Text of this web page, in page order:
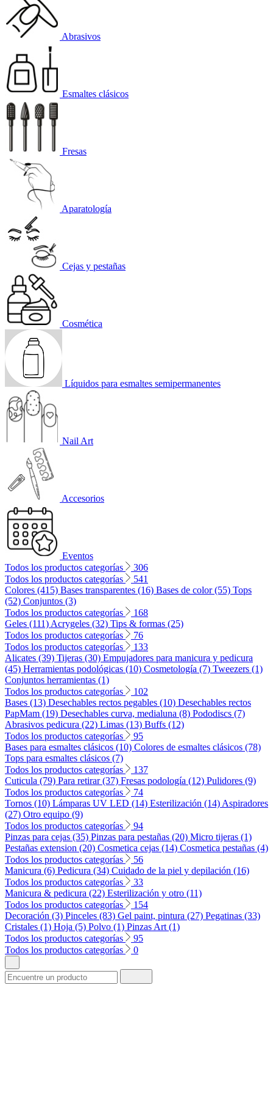
Abrasivos
Esmaltes clásicos
Fresas
Aparatología
Cejas y pestañas
Cosmética
Líquidos para esmaltes semipermanentes
Nail Art
Accesorios
Eventos
Todos los productos categorías
306
Todos los productos categorías
541
Colores (415) Bases transparentes (16) Bases de color (55) Tops
(52) Conjuntos (3)
Todos los productos categorías
168
Geles (111) Acrygeles (32) Tips & formas (25)
Todos los productos categorías
76
Todos los productos categorías
133
Alicates (39) Tijeras (30) Empujadores para manicura y pedicura
(45) Herramientas podológicas (10) Cosmetología (7) Tweezers (1)
Conjuntos herramientas (1)
Todos los productos categorías
102
Bases (13) Desechables rectos pegables (10) Desechables rectos
PapMam (19) Desechables curva, medialuna (8) Pododiscs (7)
Abrasivos pedicura (22) Limas (13) Buffs (12)
Todos los productos categorías
95
Bases para esmaltes clásicos (10) Colores de esmaltes clásicos (78)
Tops para esmaltes clásicos (7)
Todos los productos categorías
137
Cuticula (79) Para retirar (37) Fresas podología (12) Pulidores (9)
Todos los productos categorías
74
Tornos (10) Lámparas UV LED (14) Esterilización (14) Aspiradores
(27) Otro equipo (9)
Todos los productos categorías
94
Pinzas para cejas (35) Pinzas para pestañas (20) Micro tijeras (1)
Pestañas extension (20) Cosmetica cejas (14) Cosmetica pestañas (4)
Todos los productos categorías
56
Manicura (6) Pedicura (34) Cuidado de la piel y depilación (16)
Todos los productos categorías
33
Manicura & pedicura (22) Esterilización y otro (11)
Todos los productos categorías
154
Decoración (3) Pinceles (83) Gel paint, pintura (27) Pegatinas (33)
Cristales (1) Hoja (5) Polvo (1) Pinzas Art (1)
Todos los productos categorías
95
Todos los productos categorías
0